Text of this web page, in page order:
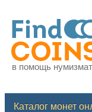
в помощь
Каталог монет